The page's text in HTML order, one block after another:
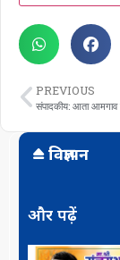
PREVIOUS
विज्ञापन
और पढ़ें